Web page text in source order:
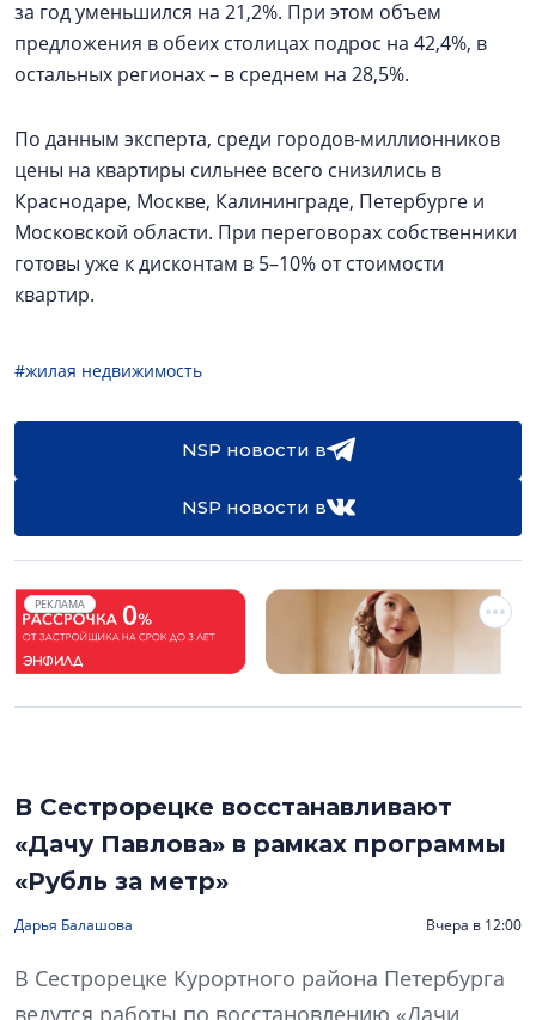
за год уменьшился на 21,2%. При этом объем
предложения в обеих столицах подрос на 42,4%, в
остальных регионах – в среднем на 28,5%.
По данным эксперта, среди городов-миллионников
цены на квартиры сильнее всего снизились в
Краснодаре, Москве, Калининграде, Петербурге и
Московской области. При переговорах собственники
готовы уже к дисконтам в 5–10% от стоимости
квартир.
#жилая недвижимость
NSP новости в
NSP новости в
РЕКЛАМА
В Сестрорецке восстанавливают
«Дачу Павлова» в рамках программы
«Рубль за метр»
Дарья Балашова Вчера в 12:00
В Сестрорецке Курортного района Петербурга
ведутся работы по восстановлению «Дачи